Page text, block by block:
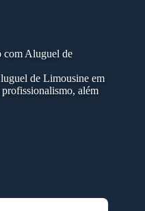
com Aluguel de
de Limousine em
além